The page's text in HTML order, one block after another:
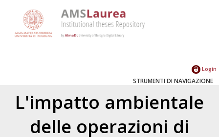
Login
STRUMENTI DI NAVIGAZIONE
L'impatto ambientale
delle operazioni di